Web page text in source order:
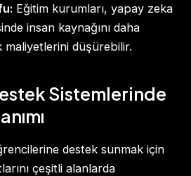
Eğitim kurumları, yapay zeka
insan kaynağını daha
maliyetlerini düşürebilir.
Sistemlerinde
destek sunmak için
çeşitli alanlarda